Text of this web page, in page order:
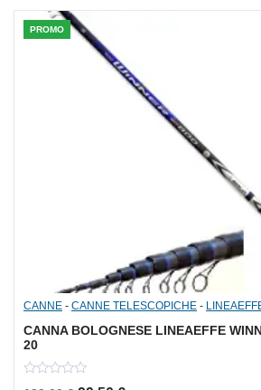
PROMO
CANNE - CANNE TELESCOPICHE -
CANNA BOLOGNESE LINEAEFFE
20